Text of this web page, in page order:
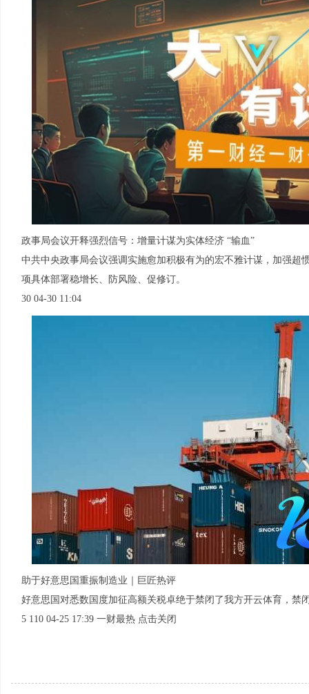
政事局会议开释强烈信号：增量计谋为实体经济 “输血”
中共中央政事局会议强调实施愈加积极有为的宏不雅计谋，加强超
项具体部署稳增长、防风险、促修订。
30 04-30 11:04
助于好意思国重振制造业｜巨匠热评
好意思国对悉数国度加征高额关税卓绝于禁闭了我方开云体育，禁
5 110 04-25 17:39 一财最热 点击关闭